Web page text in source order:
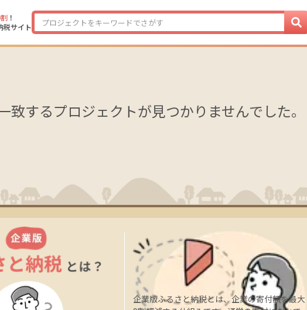
！
税サイト
致するプロジェクトが見つかりませんでした。
企業版ふるさと納税とは、企業の寄付額を最大